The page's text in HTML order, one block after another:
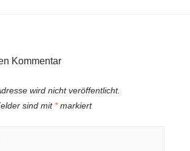
Kommentar
wird nicht veröffentlicht.
sind mit *markiert